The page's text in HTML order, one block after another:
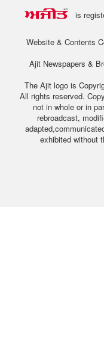
is
Website & Contents
Ajit Newspapers &
The Ajit logo is
All rights reserved.
not in whole or in
rebroadcast,
exhibited without